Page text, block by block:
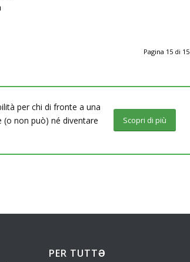
Pagina 15 di 15
per chi di fronte a una
(o non può) né diventare
Scopri di più
PER TUTTƏ